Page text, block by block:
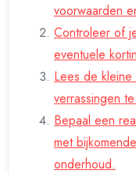
voorwaarden
Controleer of
eventuele
Lees de
verrassingen
Bepaal een
met
onderhoud.